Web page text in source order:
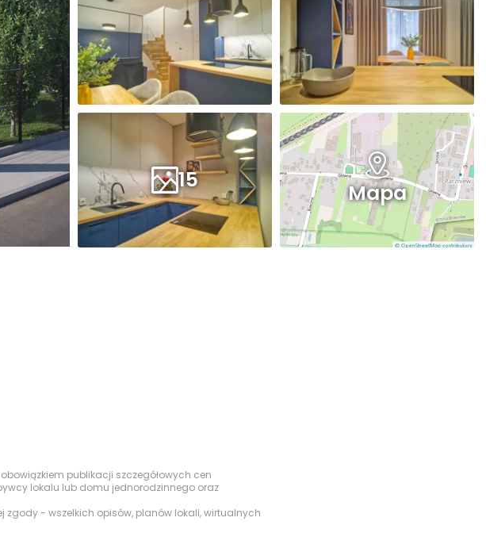
15 Mapa
publikacji szczegółowych cen
lokalu lub domu jednorodzinnego oraz
zgody - wszelkich opisów, planów lokali, wirtualnych